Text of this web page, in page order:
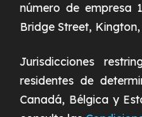
número de empresa
Bridge Street,
Jurisdicciones
residentes de
Canadá, Bélgica y